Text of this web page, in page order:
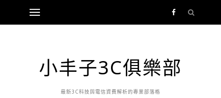
小丰子3C俱樂部
最新3C科技與電信資費解析的專業部落格